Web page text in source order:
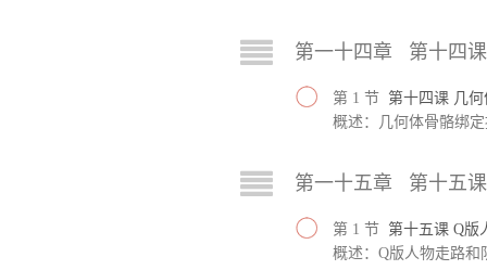
第一十四章 第十四
第 1 节 第十四课 几
概述：几何体骨骼绑
第一十五章 第十五
第 1 节 第十五课 Q版
概述：Q版人物走路和